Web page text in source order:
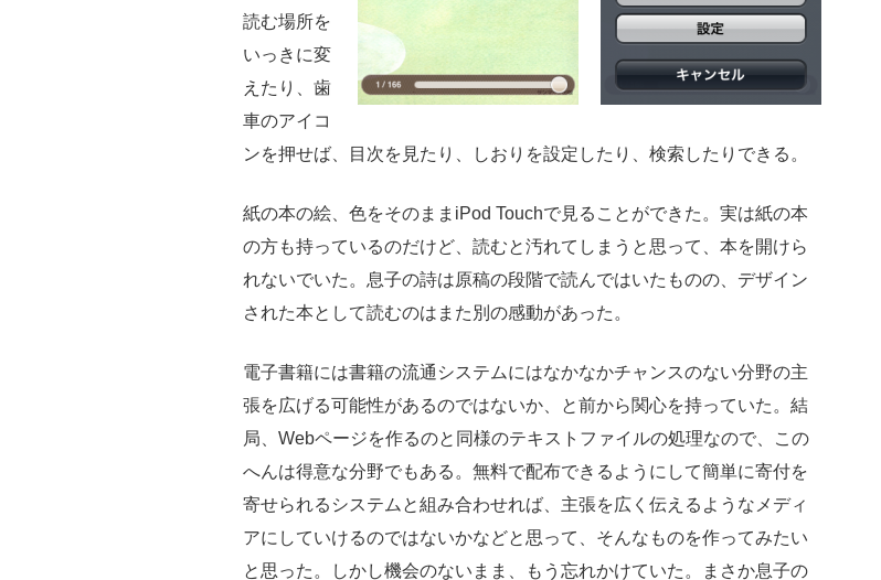
読む場所を
いっきに変
えたり、歯
車のアイコ
ンを押せば、目次を見たり、しおりを設定したり、検索したりできる。
紙の本の絵、色をそのままiPod Touchで見ることができた。実は紙の本
の方も持っているのだけど、読むと汚れてしまうと思って、本を開けら
れないでいた。息子の詩は原稿の段階で読んではいたものの、デザイン
された本として読むのはまた別の感動があった。
電子書籍には書籍の流通システムにはなかなかチャンスのない分野の主
張を広げる可能性があるのではないか、と前から関心を持っていた。結
局、Webページを作るのと同様のテキストファイルの処理なので、この
へんは得意な分野でもある。無料で配布できるようにして簡単に寄付を
寄せられるシステムと組み合わせれば、主張を広く伝えるようなメディ
アにしていけるのではないかなどと思って、そんなものを作ってみたい
と思った。しかし機会のないまま、もう忘れかけていた。まさか息子の